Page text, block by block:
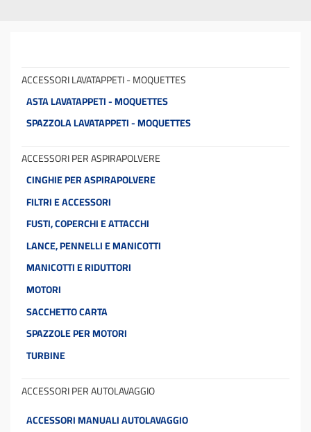
ACCESSORI LAVATAPPETI - MOQUETTES
ASTA LAVATAPPETI - MOQUETTES
SPAZZOLA LAVATAPPETI - MOQUETTES
ACCESSORI PER ASPIRAPOLVERE
CINGHIE PER ASPIRAPOLVERE
FILTRI E ACCESSORI
FUSTI, COPERCHI E ATTACCHI
LANCE, PENNELLI E MANICOTTI
MANICOTTI E RIDUTTORI
MOTORI
SACCHETTO CARTA
SPAZZOLE PER MOTORI
TURBINE
ACCESSORI PER AUTOLAVAGGIO
ACCESSORI MANUALI AUTOLAVAGGIO